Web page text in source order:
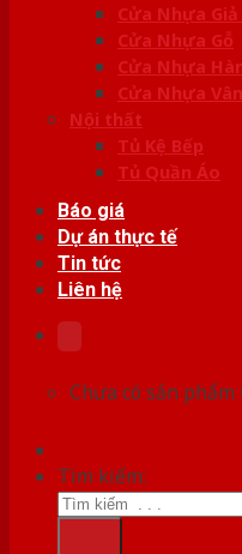
Cửa Nhựa Giả
Cửa Nhựa Gỗ
Cửa Nhựa
Cửa Nhựa
Nội thất
Tủ Kệ Bếp
Tủ Quần Áo
Báo giá
Dự án thực tế
Tin tức
Liên hệ
Chưa có sản
Tìm kiếm: